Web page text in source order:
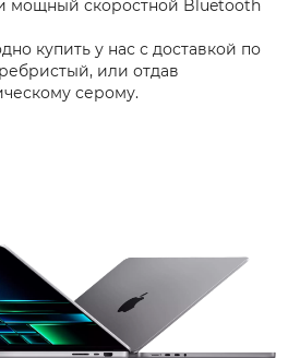
и мощный скоростной Bluetooth
купить у нас с доставкой по
или отдав
серому.